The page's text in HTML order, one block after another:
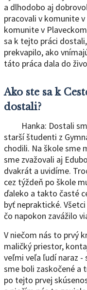
a dlhodobo aj
pracovali v komunite
komunite v
sa k tejto práci
prekvapilo, ako
táto práca dala do
Ako ste sa k
dostali?
Hanka: Dostali
starší študenti z
chodili. Na škole sme
sme zvažovali aj
dvakrát a uvidíme.
cez týždeň po škole
ďaleko a takto časté
byť nepraktické.
čo napokon zavážilo
V niečom nás to prvý
maličký priestor,
veľmi veľa ľudí naraz
sme boli zaskočené a
po tejto prvej